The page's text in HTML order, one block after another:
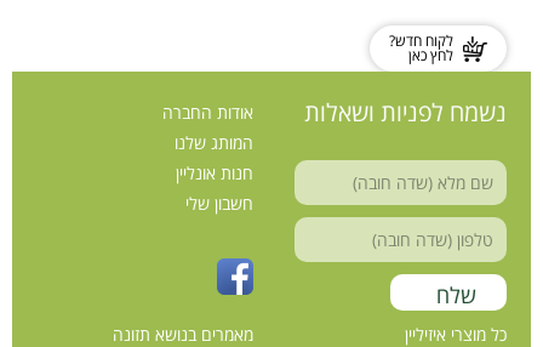
לקוח חדש?
לחץ כאן
נשמח לפניות ושאלות
אודות החברה
המותג שלנו
חנות אונליין
חשבון שלי
כל מוצרי איזיליין מאמרים בנושא תזונה